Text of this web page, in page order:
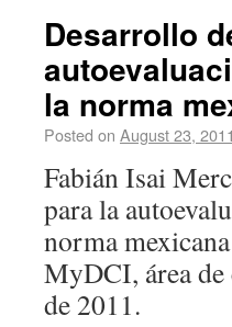
Desarrollo
la norma
Posted on August 23, 2011
Fabián Isai
para la
norma
MyDCI, área
de 2011.